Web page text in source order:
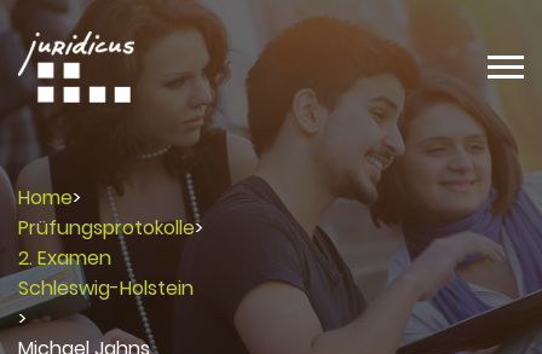
Home>
Prüfungsprotokolle>
2. Examen
Schleswig-Holstein
>